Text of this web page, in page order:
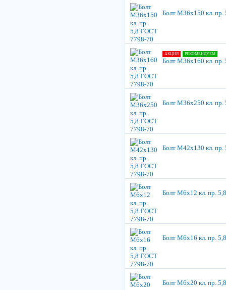
Болт М36х150 кл.
АКЦИЯ РЕКОМЕНДУЕМ
Болт М36х160 кл.
Болт М36х250 кл.
Болт М42х130 кл.
Болт М6х12 кл. пр.
Болт М6х16 кл. пр.
Болт М6х20 кл. пр.